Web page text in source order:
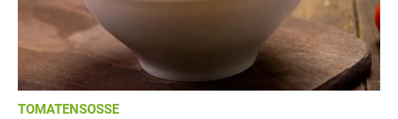
TOMATENSOSSE